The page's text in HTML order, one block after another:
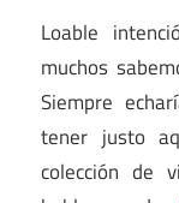
Loable
muchos
Siempre
tener justo
colección de